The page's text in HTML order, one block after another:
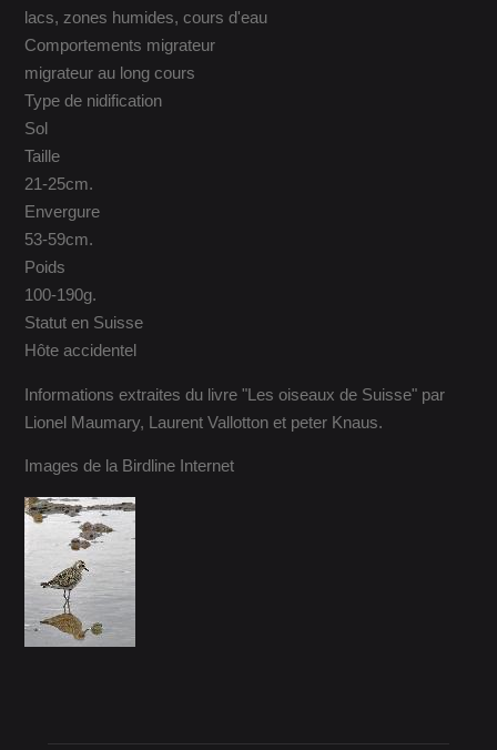
lacs, zones humides, cours d'eau
Comportements migrateur
migrateur au long cours
Type de nidification
Sol
Taille
21-25cm.
Envergure
53-59cm.
Poids
100-190g.
Statut en Suisse
Hôte accidentel
Informations extraites du livre "Les oiseaux de Suisse" par
Lionel Maumary, Laurent Vallotton et peter Knaus.
Images de la Birdline Internet